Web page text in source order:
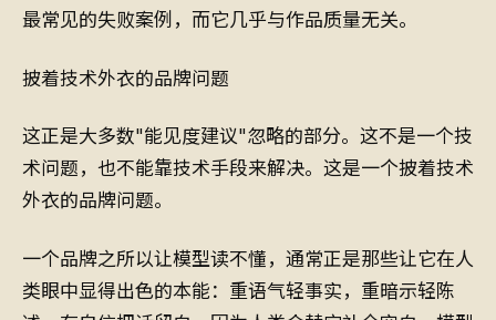
最常见的失败案例，而它几乎与作品质量无关。
披着技术外衣的品牌问题
这正是大多数"能见度建议"忽略的部分。这不是一个技
术问题，也不能靠技术手段来解决。这是一个披着技术
外衣的品牌问题。
一个品牌之所以让模型读不懂，通常正是那些让它在人
类眼中显得出色的本能：重语气轻事实，重暗示轻陈